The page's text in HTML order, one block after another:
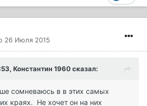
26 Июля 2015
Константин 1960 сказал:
сомневаюсь в в этих самых
краях. Не хочет он на них